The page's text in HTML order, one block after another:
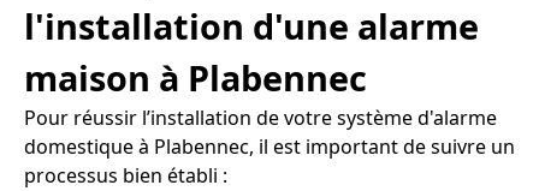
l'installation d'une alarme
maison à Plabennec
Pour réussir l’installation de votre système d'alarme
domestique à Plabennec, il est important de suivre un
processus bien établi :